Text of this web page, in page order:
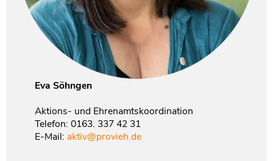
Eva Söhngen
Aktions- und Ehrenamtskoordination
Telefon: 0163. 337 42 31
E-Mail: aktiv@provieh.de